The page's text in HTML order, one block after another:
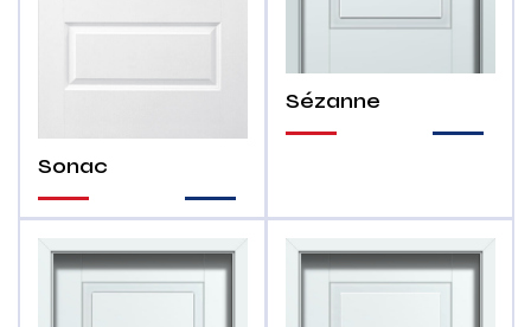
Sonac
Sézanne